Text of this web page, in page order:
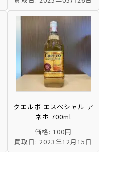
クエルボ エスペシャル ア
ネホ 700ml
価格: 100円
買取日: 2023年12月15日